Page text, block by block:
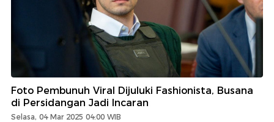
Foto Pembunuh Viral Dijuluki Fashionista, Busana
di Persidangan Jadi Incaran
Selasa, 04 Mar 2025 04:00 WIB